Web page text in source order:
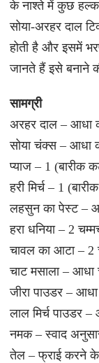
के नाश्ते में कुछ
सोया-अरहर दाल
होती है और इसमें
जानते हैं इसे बनाने
सामग्री
अरहर दाल – आधा
सोया चंक्स – आधा
प्याज – 1 (बारीक
हरी मिर्च – 1
लहसुन का पेस्ट –
हरा धनिया – 2
चावल का आटा – 2
चाट मसाला – आधा
जीरा पाउडर –
लाल मिर्च पाउडर
नमक – स्वाद
तेल – फ्राई करने के